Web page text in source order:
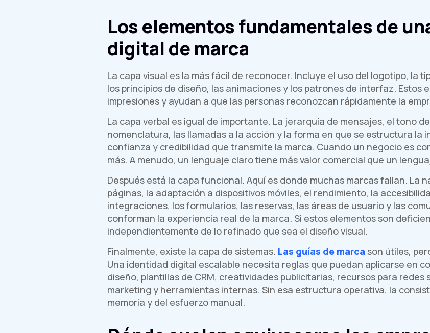
Los elementos fundamentales de
digital de marca
La capa visual es la más fácil de reconocer. Incluye el uso del logotipo, la
los principios de diseño, las animaciones y los patrones de interfaz. Estos
impresiones y ayudan a que las personas reconozcan rápidamente la
La capa verbal es igual de importante. La jerarquía de mensajes, el tono
nomenclatura, las llamadas a la acción y la forma en que se estructura la
confianza y credibilidad que transmite la marca. Cuando un negocio es
más. A menudo, un lenguaje claro tiene más valor comercial que un
Después está la capa funcional. Aquí es donde muchas marcas fallan. La
páginas, la adaptación a dispositivos móviles, el rendimiento, la
integraciones, los formularios, las reservas, las áreas de usuario y las
conforman la experiencia real de la marca. Si estos elementos son
independientemente de lo refinado que sea el diseño visual.
Finalmente, existe la capa de sistemas. Las guías de marca son útiles,
Una identidad digital escalable necesita reglas que puedan aplicarse en
diseño, plantillas de CRM, creatividades publicitarias, recursos para redes
marketing y herramientas internas. Sin esa estructura operativa, la
memoria y del esfuerzo manual.